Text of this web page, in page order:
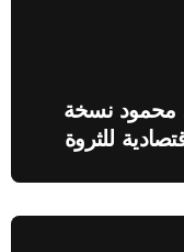
محمود نسخة
للثروة